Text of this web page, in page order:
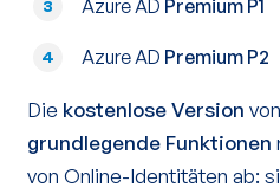
3 Azure AD Premium P1
4 Azure AD Premium P2
Die kostenlose Version
grundlegende Funktionen
von Online-Identitäten ab: